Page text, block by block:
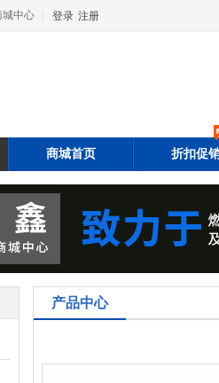
城中心 登录 注册
商城首页 折扣促
产品中心